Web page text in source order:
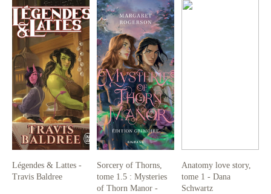
Légendes & Lattes -
Travis Baldree
Sorcery of Thorns,
tome 1.5 : Mysteries
of Thorn Manor -
Anatomy love story,
tome 1 - Dana
Schwartz